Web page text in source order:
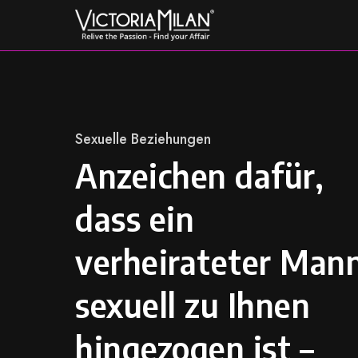
content
Category
Sexuelle Beziehungen
Anzeichen dafür,
dass ein
verheirateter
sexuell zu Ihnen
hingezogen ist –